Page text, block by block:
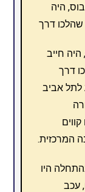
היה
שהלכו דרך
חייב
דרך
לתל אביב
המרכזית.
היו
עכב